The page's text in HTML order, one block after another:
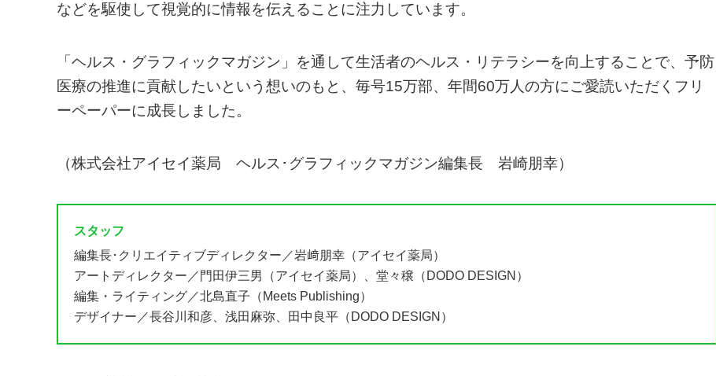
などを駆使して視覚的に情報を伝えることに注力しています。
「ヘルス・グラフィックマガジン」を通して生活者のヘルス・リテラシーを向上することで、予防
医療の推進に貢献したいという想いのもと、毎号15万部、年間60万人の方にご愛読いただくフリ
ーペーパーに成長しました。
（株式会社アイセイ薬局 ヘルス･グラフィックマガジン編集長 岩崎朋幸）
スタッフ
編集長･クリエイティブディレクター／岩﨑朋幸（アイセイ薬局）
アートディレクター／門田伊三男（アイセイ薬局）、堂々穣（DODO DESIGN）
編集・ライティング／北島直子（Meets Publishing）
デザイナー／長谷川和彦、浅田麻弥、田中良平（DODO DESIGN）